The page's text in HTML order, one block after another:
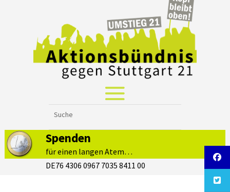
Spenden
für einen langen Atem…
DE76 4306 0967 7035 8411 00